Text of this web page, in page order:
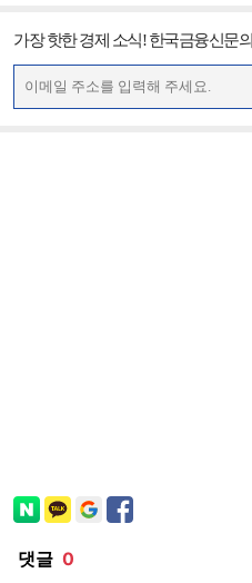
가장 핫한 경제 소식! 한국금융신문의